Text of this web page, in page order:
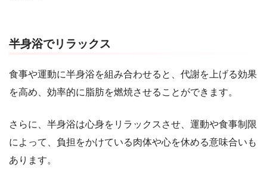
半身浴でリラックス
食事や運動に半身浴を組み合わせると、代謝を上げる効果
を高め、効率的に脂肪を燃焼させることができます。
さらに、半身浴は心身をリラックスさせ、運動や食事制限
によって、負担をかけている肉体や心を休める意味合いも
あります。